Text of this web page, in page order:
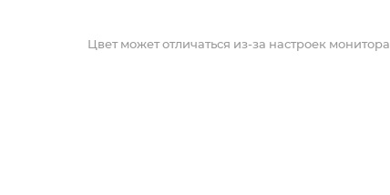
Цвет может отличаться из-за настроек монитора